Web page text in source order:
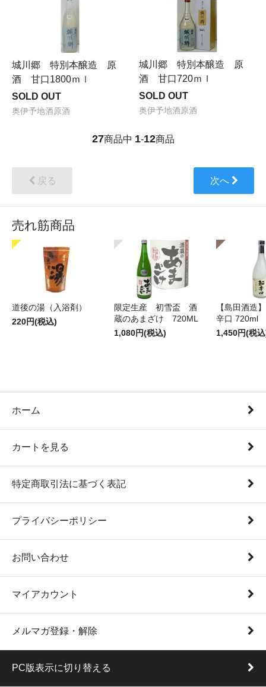
城川郷 特別本醸造 原
酒 甘口1800ｍｌ
SOLD OUT
奥伊予地酒原酒
城川郷 特別本醸造 原
酒 甘口720ｍｌ
SOLD OUT
奥伊予地酒原酒
27商品中 1-12商品
戻る 次へ
売れ筋商品
道後の湯（入浴剤）
220円(税込)
限定生産 初雪盃 酒
蔵のあまざけ 720ML
1,080円(税込)
【島田酒造
辛口 720ml
1,450円(税
ホーム
カートを見る
特定商取引法に基づく表記
プライバシーポリシー
お問い合わせ
マイアカウント
メルマガ登録・解除
PC版表示に切り替える